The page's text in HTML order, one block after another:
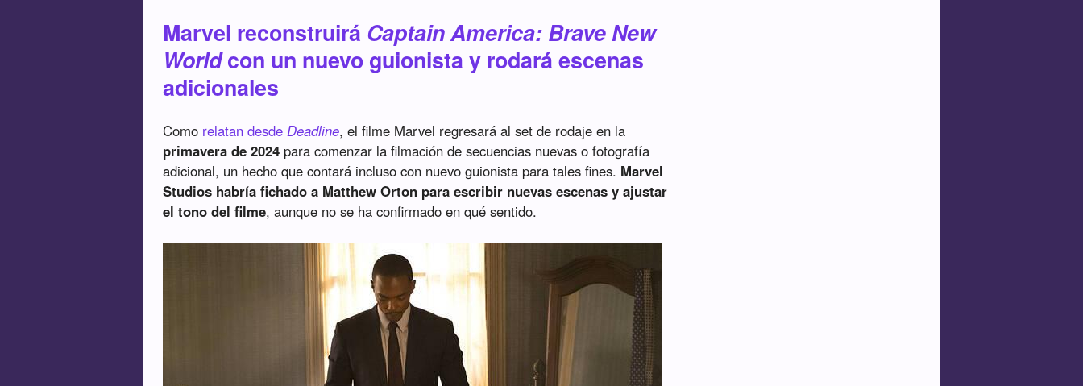
Marvel reconstruirá Captain America: Brave New
Worldcon un nuevo guionista y rodará escenas
adicionales
Como relatan desdeDeadline, el filme Marvel regresará al set de rodaje en la
primavera de 2024 para comenzar la filmación de secuencias nuevas o fotografía
adicional, un hecho que contará incluso con nuevo guionista para tales fines. Marvel
Studios habría fichado a Matthew Orton para escribir nuevas escenas y ajustar
el tono del filme, aunque no se ha confirmado en qué sentido.